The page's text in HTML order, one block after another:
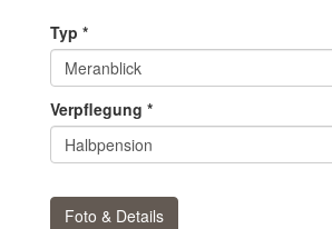
Typ *
Verpflegung *
Foto & Details